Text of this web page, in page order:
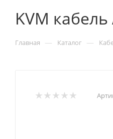
KVM
Главная — Каталог —